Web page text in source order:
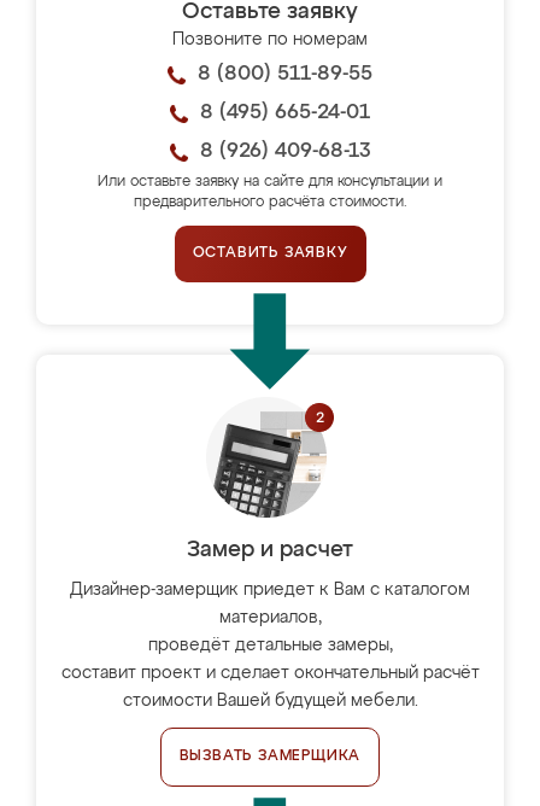
Оставьте заявку
Позвоните по номерам
8 (800) 511-89-55
8 (495) 665-24-01
8 (926) 409-68-13
Или оставьте заявку на сайте для консультации и
предварительного расчёта стоимости.
ОСТАВИТЬ ЗАЯВКУ
Замер и расчет
Дизайнер-замерщик приедет к Вам с каталогом
материалов,
проведёт детальные замеры,
составит проект и сделает окончательный расчёт
стоимости Вашей будущей мебели.
ВЫЗВАТЬ ЗАМЕРЩИКА